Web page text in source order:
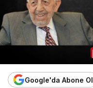
Google'da Abone Ol